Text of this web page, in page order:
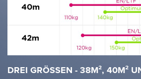
DREI GRÖSSEN - 38M², 40M²